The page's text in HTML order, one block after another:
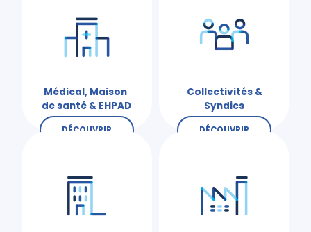
Médical, Maison
de santé & EHPAD
DÉCOUVRIR
Collectivités &
Syndics
DÉCOUVRIR